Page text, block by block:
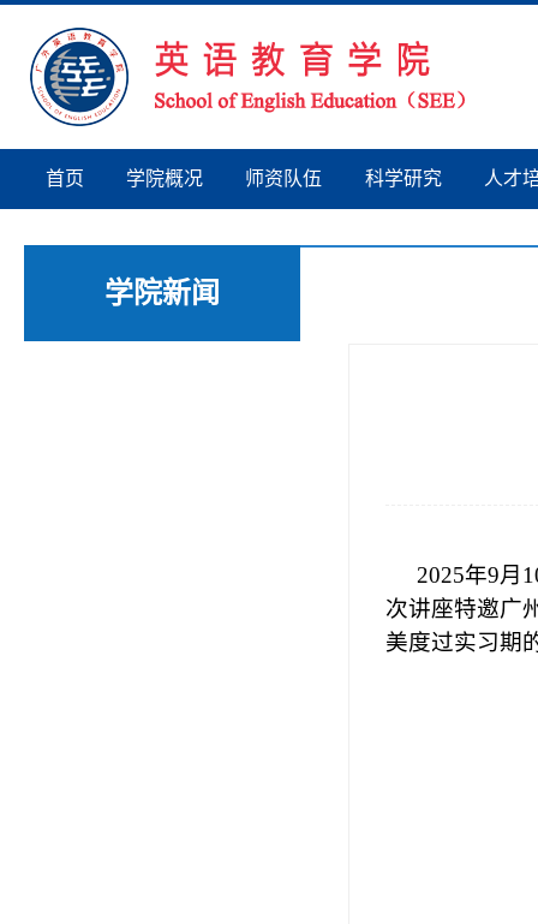
首页 学院概况 师资队伍 科学研究 人才
学院新闻
2025年9月
次讲座特邀广
美度过实习期